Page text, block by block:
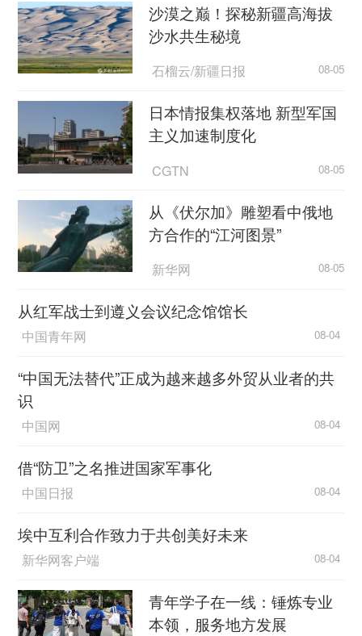
沙漠之巅！探秘新疆高海拔
沙水共生秘境
石榴云/新疆日报 08-05
日本情报集权落地 新型军国
主义加速制度化
CGTN 08-05
从《伏尔加》雕塑看中俄地
方合作的“江河图景”
新华网 08-05
从红军战士到遵义会议纪念馆馆长
中国青年网 08-04
“中国无法替代”正成为越来越多外贸从业者的共
识
中国网 08-04
借“防卫”之名推进国家军事化
中国日报 08-04
埃中互利合作致力于共创美好未来
新华网客户端 08-04
青年学子在一线：锤炼专业
本领，服务地方发展